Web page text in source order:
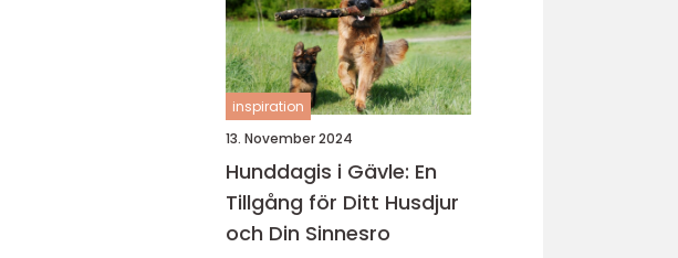
inspiration
13. November 2024
Hunddagis i Gävle: En
Tillgång för Ditt Husdjur
och Din Sinnesro